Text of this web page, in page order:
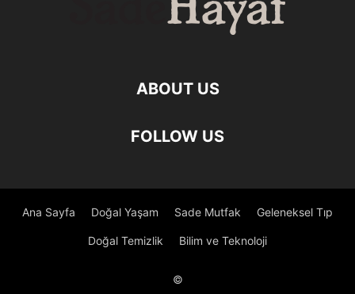
ABOUT US
FOLLOW US
Ana Sayfa Doğal Yaşam Sade Mutfak Geleneksel Tıp
Doğal Temizlik Bilim ve Teknoloji
©